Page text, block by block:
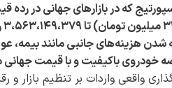
که در بازار‌های جهانی در
هزینه‌های جانبی مانند بیمه،
خودروی باکیفیت و با قیمت
واقعی واردات بر تنظیم بازار